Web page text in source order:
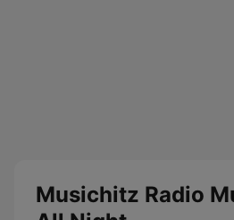
Musichitz Radio